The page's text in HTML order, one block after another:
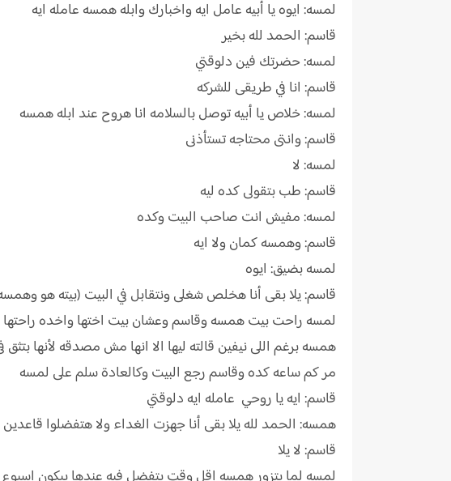
لمسه: ايوه يا أبيه عامل ايه واخبارك وابله همسه عامله ايه
قاسم: الحمد لله بخير
لمسه: حضرتك فين دلوقتي
قاسم: انا في طريقى للشركه
لمسه: خلاص يا أبيه توصل بالسلامه انا هروح عند ابله همسه
قاسم: وانتى محتاجه تستأذنى
لمسه: لا
قاسم: طب بتقولى كده ليه
لمسه: مفيش انت صاحب البيت وكده
قاسم: وهمسه كمان ولا ايه
لمسه بضيق: ايوه
قاسم: يلا بقى أنا هخلص شغلى ونتقابل في البيت (بيته هو
لمسه راحت بيت همسه وقاسم وعشان بيت اختها واخده راحتها
همسه برغم اللى نيفين قالته ليها الا انها مش مصدقه لأنها
مر كم ساعه كده وقاسم رجع البيت وكالعادة سلم على لمسه
قاسم: ايه يا روحي عامله ايه دلوقتي
همسه: الحمد لله يلا بقى أنا جهزت الغداء ولا هتفضلوا قاعدين
قاسم: لا يلا